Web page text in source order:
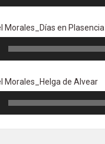
Morales_Días en Plasencia
Morales_Helga de Alvear